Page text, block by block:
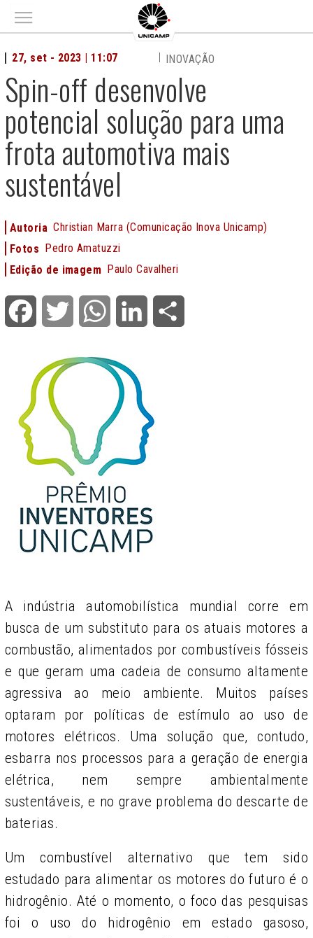
Main menu
Spin-off desenvolve
potencial solução para uma
frota automotiva mais
sustentável
27, set - 2023 | 11:07 INOVAÇÃO
Autoria Christian Marra (Comunicação Inova Unicamp)
Fotos Pedro Amatuzzi
Edição de imagem Paulo Cavalheri
Facebook Twitter WhatsApp LinkedIn
A indústria automobilística mundial corre em
busca de um substituto para os atuais motores a
combustão, alimentados por combustíveis fósseis
e que geram uma cadeia de consumo altamente
agressiva ao meio ambiente. Muitos países
optaram por políticas de estímulo ao uso de
motores elétricos. Uma solução que, contudo,
esbarra nos processos para a geração de energia
elétrica, nem sempre ambientalmente
sustentáveis, e no grave problema do descarte de
baterias.
Um combustível alternativo que tem sido
estudado para alimentar os motores do futuro é o
hidrogênio. Até o momento, o foco das pesquisas
foi o uso do hidrogênio em estado gasoso,